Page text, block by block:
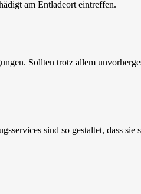
am Entladeort eintreffen.
Sollten trotz allem
sind so gestaltet, dass